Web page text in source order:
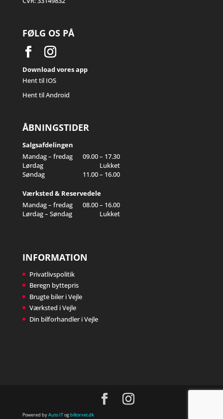
FØLG OS PÅ
Download vores app
Hent til IOS
Hent til Android
ÅBNINGSTIDER
Salgsafdelingen
Mandag – fredag
09.00 – 17.30
Lørdag
Lukket
Søndag
11.00 – 16.00
Værksted & Reservedele
Mandag – fredag
08.00 – 16.00
Lørdag – Søndag
Lukket
INFORMATION
Privatlivspolitik
Beregn byttepris
Brugte biler i Vejle
Værksted i Vejle
Din bilforhandler i Vejle
Powered byAuto ITogbiltorvet.dk